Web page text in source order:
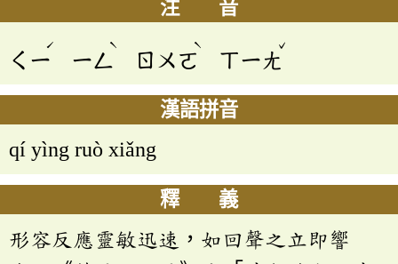
注 音
ㄑㄧ
ˊ
ㄧㄥ
ˋ
ㄖㄨㄛ
ˋ
ㄒㄧㄤ
ˇ
漢語拼音
qí yìng ruò xiǎng
釋 義
形容反應靈敏迅速，如回聲之立即響